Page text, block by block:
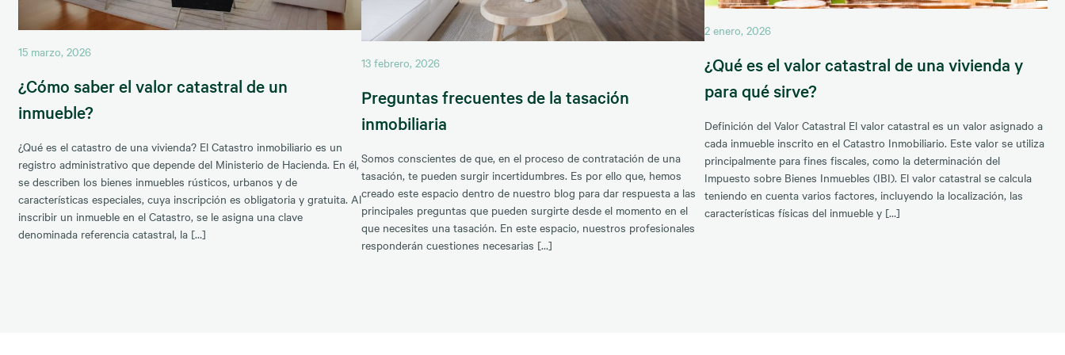
15 marzo, 2026
¿Cómo saber el valor catastral de un
inmueble?
¿Qué es el catastro de una vivienda? El Catastro inmobiliario es un
registro administrativo que depende del Ministerio de Hacienda. En él,
se describen los bienes inmuebles rústicos, urbanos y de
características especiales, cuya inscripción es obligatoria y gratuita. Al
inscribir un inmueble en el Catastro, se le asigna una clave
denominada referencia catastral, la […]
13 febrero, 2026
Preguntas frecuentes de la tasación
inmobiliaria
Somos conscientes de que, en el proceso de contratación de una
tasación, te pueden surgir incertidumbres. Es por ello que, hemos
creado este espacio dentro de nuestro blog para dar respuesta a las
principales preguntas que pueden surgirte desde el momento en el
que necesites una tasación. En este espacio, nuestros profesionales
responderán cuestiones necesarias […]
2 enero, 2026
¿Qué es el valor catastral de una vivienda y
para qué sirve?
Definición del Valor Catastral El valor catastral es un valor asignado a
cada inmueble inscrito en el Catastro Inmobiliario. Este valor se utiliza
principalmente para fines fiscales, como la determinación del
Impuesto sobre Bienes Inmuebles (IBI). El valor catastral se calcula
teniendo en cuenta varios factores, incluyendo la localización, las
características físicas del inmueble y […]